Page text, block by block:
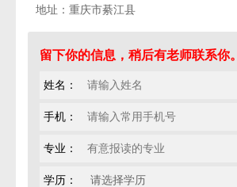
地址：重庆市綦江县
留下你的信息，稍后有老师联系你。
姓名：
手机：
专业：
学历：